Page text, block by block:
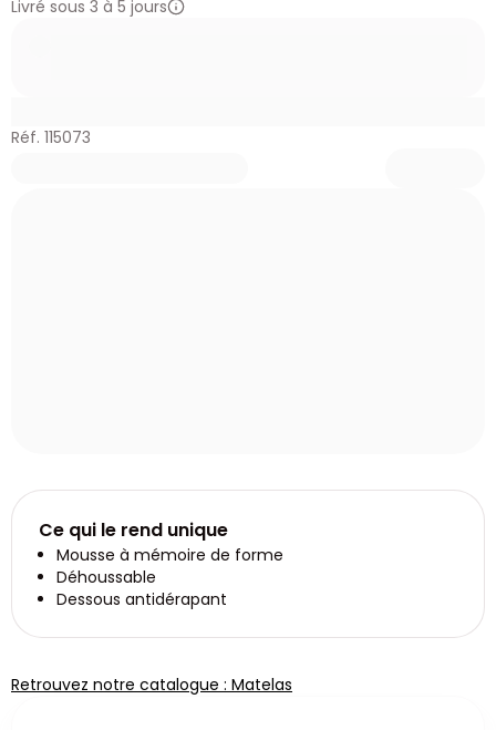
Livré sous 3 à 5 jours
Réf. 115073
Ce qui le rend unique
Mousse à mémoire de forme
Déhoussable
Dessous antidérapant
Retrouvez notre catalogue : Matelas